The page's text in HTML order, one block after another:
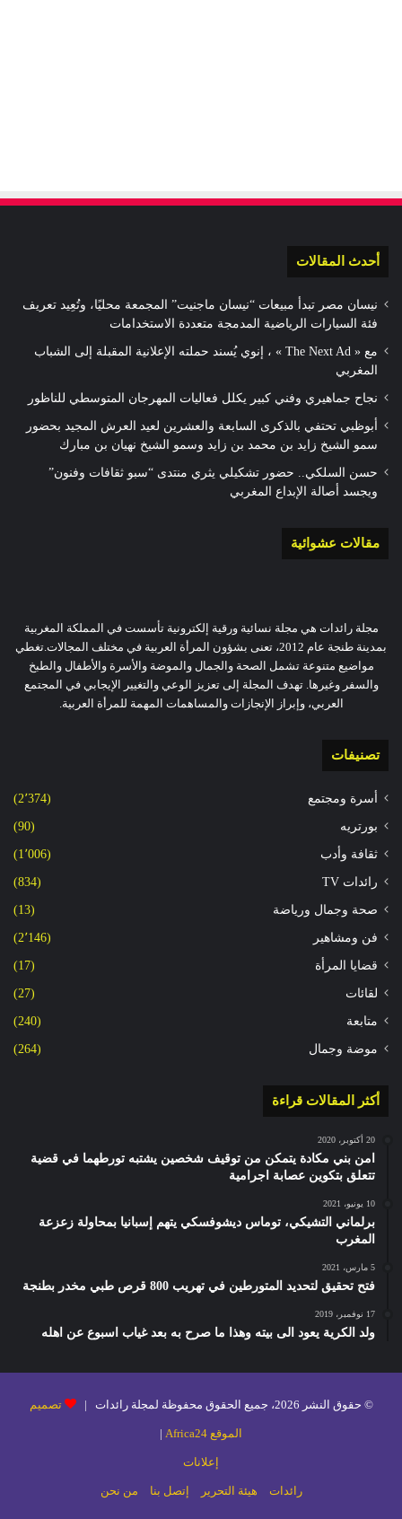
أحدث المقالات
نيسان مصر تبدأ مبيعات “نيسان ماجنيت” المجمعة محليًا، وتُعِيد تعريف
فئة السيارات الرياضية المدمجة متعددة الاستخدامات
مع « The Next Ad » ، إنوي يُسند حملته الإعلانية المقبلة إلى الشباب
المغربي
نجاح جماهيري وفني كبير يكلل فعاليات المهرجان المتوسطي للناظور
أبوظبي تحتفي بالذكرى السابعة والعشرين لعيد العرش المجيد بحضور
سمو الشيخ زايد بن محمد بن زايد وسمو الشيخ نهيان بن مبارك
حسن السلكي.. حضور تشكيلي يثري منتدى “سبو ثقافات وفنون”
ويجسد أصالة الإبداع المغربي
مقالات عشوائية
مجلة رائدات هي مجلة نسائية ورقية إلكترونية تأسست في المملكة المغربية
بمدينة طنجة عام 2012، تعنى بشؤون المرأة العربية في مختلف المجالات.تغطي
مواضيع متنوعة تشمل الصحة والجمال والموضة والأسرة والأطفال والطبخ
والسفر وغيرها. تهدف المجلة إلى تعزيز الوعي والتغيير الإيجابي في المجتمع
العربي، وإبراز الإنجازات والمساهمات المهمة للمرأة العربية.
تصنيفات
أسرة ومجتمع (2٬374)
بورتريه (90)
ثقافة وأدب (1٬006)
رائدات TV (834)
صحة وجمال ورياضة (13)
فن ومشاهير (2٬146)
قضايا المرأة (17)
لقائات (27)
متابعة (240)
موضة وجمال (264)
أكثر المقالات قراءة
20 أكتوبر، 2020
امن بني مكادة يتمكن من توقيف شخصين يشتبه تورطهما في قضية
تتعلق بتكوين عصابة اجرامية
10 يونيو، 2021
برلماني التشيكي، توماس ديشوفسكي يتهم إسبانيا بمحاولة زعزعة
المغرب
5 مارس، 2021
فتح تحقيق لتحديد المتورطين في تهريب 800 قرص طبي مخدر بطنجة
17 نوفمبر، 2019
ولد الكرية يعود الى بيته وهذا ما صرح به بعد غياب اسبوع عن اهله
© حقوق النشر 2026، جميع الحقوق محفوظة لمجلة رائدات | تصميم
الموقع Africa24 |
إعلانات
رائدات هيئة التحرير إتصل بنا من نحن